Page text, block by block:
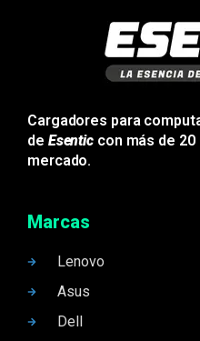
Cargadores para
de Esentic con más de
mercado.
Marcas
Lenovo
Asus
Dell